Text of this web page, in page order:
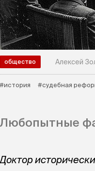
общество Алексей
#история #судебная
Любопытные
Доктор